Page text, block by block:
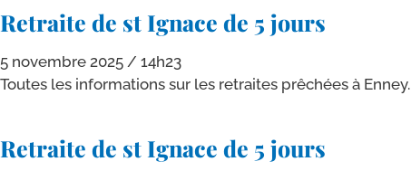
Retraite de st Ignace de 5 jours
5 novembre 2025
14h23
Toutes les infor­ma­tions sur les retraites prê­chées à Enney.
Retraite de st Ignace de 5 jours